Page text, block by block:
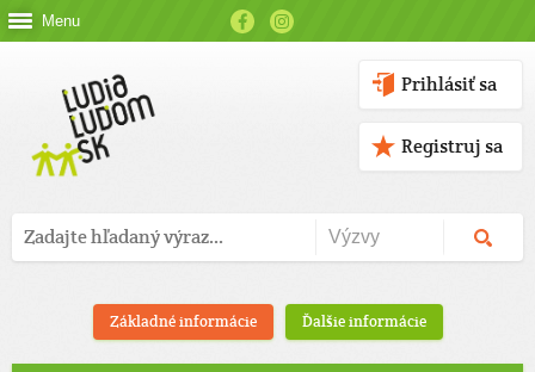
Menu
Prihlásiť sa
Registruj sa
Základné informácie Ďalšie informácie